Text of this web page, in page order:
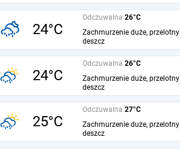
24°C
Odczuwalna 26°C
Zachmurzenie duże, przelotny
deszcz
24°C
Odczuwalna 26°C
Zachmurzenie duże, przelotny
deszcz
25°C
Odczuwalna 27°C
Zachmurzenie duże, przelotny
deszcz